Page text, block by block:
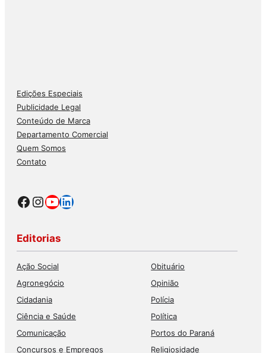
Edições Especiais
Publicidade Legal
Conteúdo de Marca
Departamento Comercial
Quem Somos
Contato
Facebook
Instagram
Youtube
LinkedIn
Editorias
Ação Social
Agronegócio
Cidadania
Ciência e Saúde
Comunicação
Concursos e Empregos
Obituário
Opinião
Polícia
Política
Portos do Paraná
Religiosidade